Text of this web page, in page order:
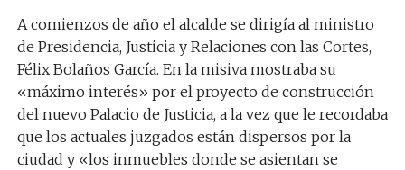
A comienzos de año el alcalde se dirigía al ministro
de Presidencia, Justicia y Relaciones con las Cortes,
Félix Bolaños García. En la misiva mostraba su
«máximo interés» por el proyecto de construcción
del nuevo Palacio de Justicia, a la vez que le recordaba
que los actuales juzgados están dispersos por la
ciudad y «los inmuebles donde se asientan se